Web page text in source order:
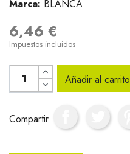
Marca: BLANCA
6,46 €
Impuestos incluidos
Añadir al carrito
Compartir